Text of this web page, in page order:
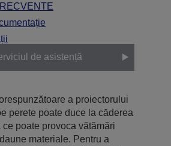
de asistență
a proiectorului
perete poate duce la căderea
poate provoca vătămări
materiale. Pentru a